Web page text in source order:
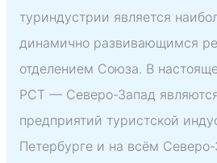
туриндустрии является
динамично развивающимся
отделением Союза. В
РСТ — Северо-Запад
предприятий туристской
Петербурге и на всём Северо-